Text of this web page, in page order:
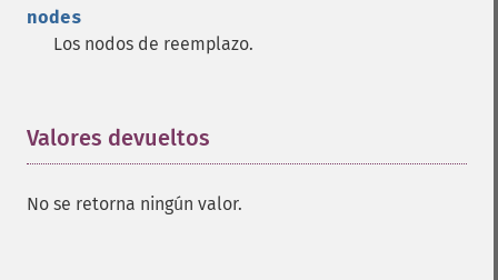
nodes
Los nodos de reemplazo.
Valores devueltos
No se retorna ningún valor.